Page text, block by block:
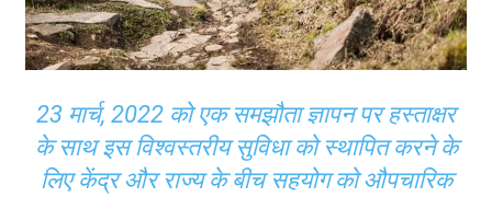
23 मार्च, 2022 को एक समझौता ज्ञापन पर हस्ताक्षर
के साथ इस विश्वस्तरीय सुविधा को स्थापित करने के
लिए केंद्र और राज्य के बीच सहयोग को औपचारिक